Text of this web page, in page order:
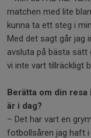
matchen med lite
kunna ta ett steg i
Med det sagt går jag
avsluta på bästa sätt
vi inte vart tillräckligt
Berätta om din
är i dag?
– Det har vart en
fotbollsåren jag haft